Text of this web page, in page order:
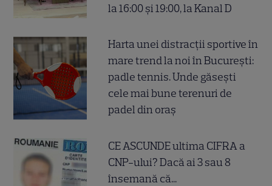
la 16:00 și 19:00, la Kanal D
Harta unei distracții sportive în
mare trend la noi în București:
padle tennis. Unde găsești
cele mai bune terenuri de
padel din oraș
CE ASCUNDE ultima CIFRA a
CNP-ului? Dacă ai 3 sau 8
însemană că...